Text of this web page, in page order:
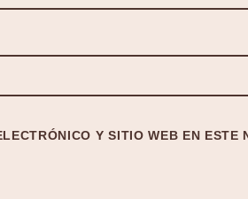
Y SITIO WEB EN ESTE